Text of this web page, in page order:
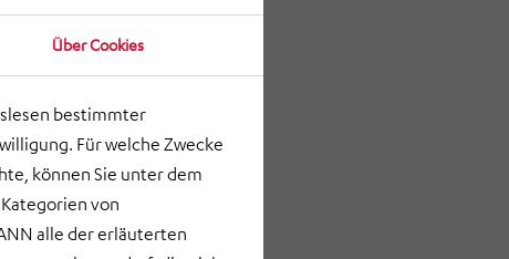
Über Cookies
bestimmter
Für welche Zwecke
können Sie unter dem
von
alle der erläuterten
als